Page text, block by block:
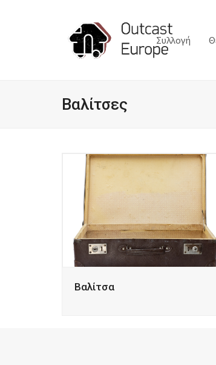
Συλλογή
Βαλίτσες
Βαλίτσα